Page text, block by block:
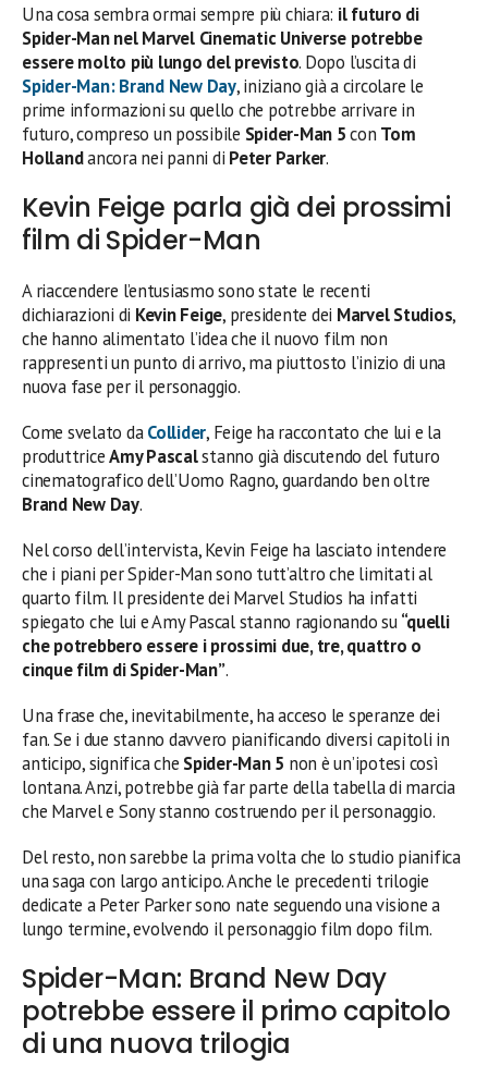
Una cosa sembra ormai sempre più chiara: il futuro di
Spider-Man nel Marvel Cinematic Universe potrebbe
essere molto più lungo del previsto. Dopo l’uscita di
Spider-Man: Brand New Day, iniziano già a circolare le
prime informazioni su quello che potrebbe arrivare in
futuro, compreso un possibile Spider-Man 5con Tom
Hollandancora nei panni di Peter Parker.
Kevin Feige parla già dei prossimi
film di Spider-Man
A riaccendere l’entusiasmo sono state le recenti
dichiarazioni di Kevin Feige, presidente dei Marvel Studios,
che hanno alimentato l’idea che il nuovo film non
rappresenti un punto di arrivo, ma piuttosto l’inizio di una
nuova fase per il personaggio.
Come svelato daCollider, Feige ha raccontato che lui e la
produttriceAmy Pascalstanno già discutendo del futuro
cinematografico dell’Uomo Ragno, guardando ben oltre
Brand New Day.
Nel corso dell’intervista, Kevin Feige ha lasciato intendere
che i piani per Spider-Man sono tutt’altro che limitati al
quarto film. Il presidente dei Marvel Studios ha infatti
spiegato che lui e Amy Pascal stanno ragionando su“quelli
che potrebbero essere i prossimi due, tre, quattro o
cinque film di Spider-Man”.
Una frase che, inevitabilmente, ha acceso le speranze dei
fan. Se i due stanno davvero pianificando diversi capitoli in
anticipo, significa che Spider-Man 5 non è un’ipotesi così
lontana. Anzi, potrebbe già far parte della tabella di marcia
che Marvel e Sony stanno costruendo per il personaggio.
Del resto, non sarebbe la prima volta che lo studio pianifica
una saga con largo anticipo. Anche le precedenti trilogie
dedicate a Peter Parker sono nate seguendo una visione a
lungo termine, evolvendo il personaggio film dopo film.
Spider-Man: Brand New Day
potrebbe essere il primo capitolo
di una nuova trilogia